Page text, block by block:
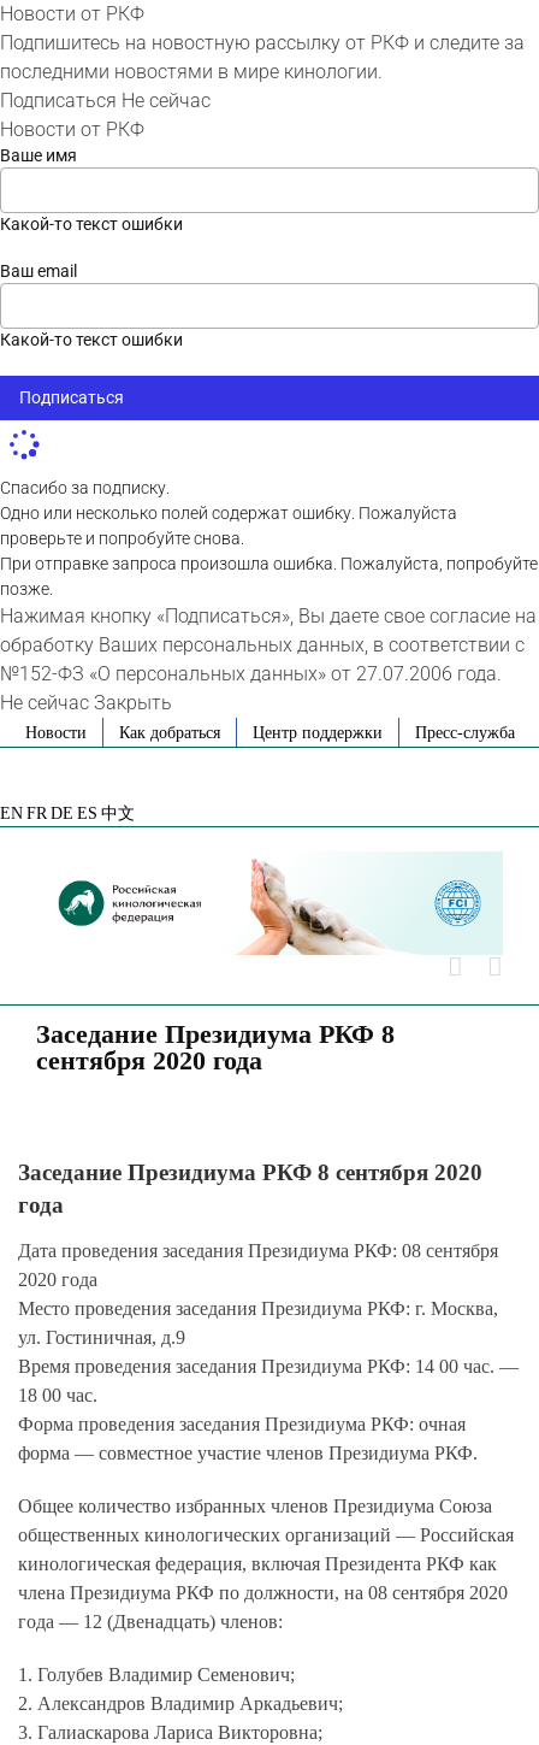
Новости от РКФ
Подпишитесь на новостную рассылку от РКФ и следите за
последними новостями в мире кинологии.
Подписаться Не сейчас
Новости от РКФ
Ваше имя
Какой-то текст ошибки
Ваш email
Какой-то текст ошибки
Подписаться
Спасибо за подписку.
Одно или несколько полей содержат ошибку. Пожалуйста
проверьте и попробуйте снова.
При отправке запроса произошла ошибка. Пожалуйста, попробуйте
позже.
Нажимая кнопку «Подписаться», Вы даете свое согласие на
обработку Ваших персональных данных, в соответствии с
№152-ФЗ «О персональных данных» от 27.07.2006 года.
Не сейчас Закрыть
SkipНовости Как добраться Центр поддержки Пресс-служба
EN FR DE ES 中文
Заседание Президиума РКФ 8
сентября 2020 года
Заседание Президиума РКФ 8 сентября 2020
года
Дата проведения заседания Президиума РКФ: 08 сентября
2020 года
Место проведения заседания Президиума РКФ: г. Москва,
ул. Гостиничная, д.9
Время проведения заседания Президиума РКФ: 14 00 час. —
18 00 час.
Форма проведения заседания Президиума РКФ: очная
форма — совместное участие членов Президиума РКФ.
Общее количество избранных членов Президиума Союза
общественных кинологических организаций — Российская
кинологическая федерация, включая Президента РКФ как
члена Президиума РКФ по должности, на 08 сентября 2020
года — 12 (Двенадцать) членов:
1. Голубев Владимир Семенович;
2. Александров Владимир Аркадьевич;
3. Галиаскарова Лариса Викторовна;